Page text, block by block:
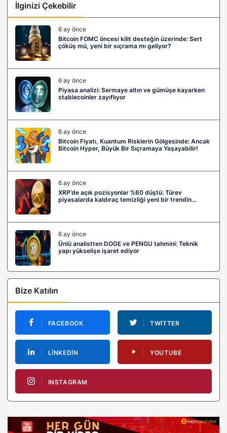
İlginizi Çekebilir
6 ay önce
Bitcoin FOMC öncesi kilit desteğin üzerinde: Sert
çöküş mü, yeni bir sıçrama mı geliyor?
6 ay önce
Piyasa analizi: Sermaye altın ve gümüşe kayarken
stablecoinler zayıflıyor
6 ay önce
Bitcoin Fiyatı, Kuantum Risklerin Gölgesinde: Ancak
Bitcoin Hyper, Büyük Bir Sıçramaya Yaşayabilir!
6 ay önce
XRP’de açık pozisyonlar %60 düştü: Türev
piyasalarda kaldıraç temizliği yeni bir trendin
6 ay önce
Ünlü analistten DOGE ve PENGU tahmini: Teknik
yapı yükselişe işaret ediyor
Bize Katılın
FACEBOOK TWITTER
LINKEDIN YOUTUBE
INSTAGRAM